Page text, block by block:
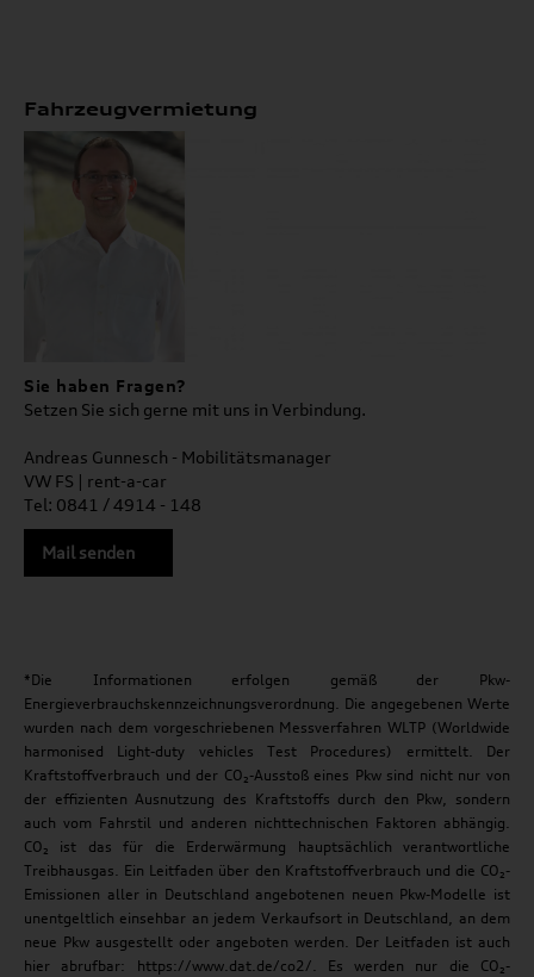
Fahrzeugvermietung
Sie haben Fragen?
Setzen Sie sich gerne mit uns in Verbindung.
Andreas Gunnesch - Mobilitätsmanager
VW FS | rent-a-car
Tel: 0841 / 4914 - 148
Mail senden
*Die Informationen erfolgen gemäß der Pkw-
Energieverbrauchskennzeichnungsverordnung. Die angegebenen Werte
wurden nach dem vorgeschriebenen Messverfahren WLTP (Worldwide
harmonised Light-duty vehicles Test Procedures) ermittelt. Der
Kraftstoffverbrauch und der CO₂-Ausstoß eines Pkw sind nicht nur von
der effizienten Ausnutzung des Kraftstoffs durch den Pkw, sondern
auch vom Fahrstil und anderen nichttechnischen Faktoren abhängig.
CO₂ ist das für die Erderwärmung hauptsächlich verantwortliche
Treibhausgas. Ein Leitfaden über den Kraftstoffverbrauch und die CO₂-
Emissionen aller in Deutschland angebotenen neuen Pkw-Modelle ist
unentgeltlich einsehbar an jedem Verkaufsort in Deutschland, an dem
neue Pkw ausgestellt oder angeboten werden. Der Leitfaden ist auch
hier abrufbar: https://www.dat.de/co2/. Es werden nur die CO₂-